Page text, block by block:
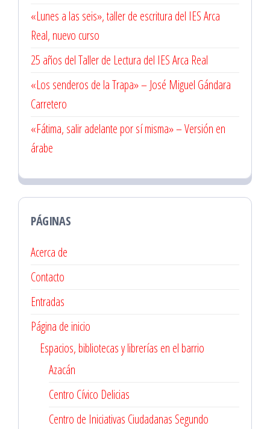
«Lunes a las seis», taller de escritura del IES Arca
Real, nuevo curso
25 años del Taller de Lectura del IES Arca Real
«Los senderos de la Trapa» – José Miguel Gándara
Carretero
«Fátima, salir adelante por sí misma» – Versión en
árabe
PÁGINAS
Acerca de
Contacto
Entradas
Página de inicio
Espacios, bibliotecas y librerías en el barrio
Azacán
Centro Cívico Delicias
Centro de Iniciativas Ciudadanas Segundo